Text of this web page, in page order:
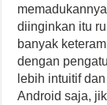
diinginkan itu
banyak
dengan
lebih intuitif
Android saja,